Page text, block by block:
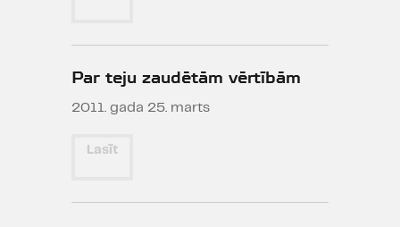
Par teju zaudētām vērtībām
2011. gada 25. marts
Lasīt